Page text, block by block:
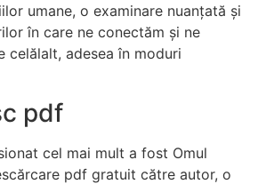
umane, o examinare nuanțată și
în care ne conectăm și ne
celălalt, adesea în moduri
pdf
cel mai mult a fost Omul
pdf gratuit către autor, o